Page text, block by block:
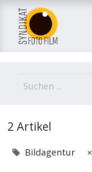
2 Artikel
Bildagentur ×